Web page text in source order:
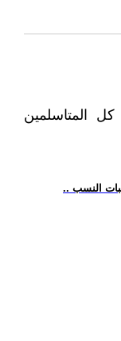
المتاسلمين
النسب